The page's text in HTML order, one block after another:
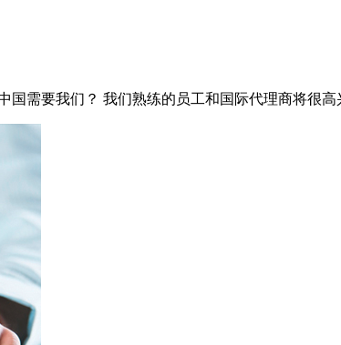
需要我们？ 我们熟练的员工和国际代理商将很高